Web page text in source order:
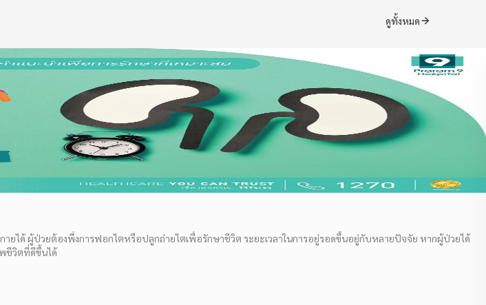
ดูทั้งหมด
ายได้ ผู้ป่วยต้องพึ่งการฟอกไตหรือปลูกถ่ายไตเพื่อรักษาชีวิต ระยะเวลาในการอยู่รอดขึ้นอยู่กับหลายปัจจัย หากผู้ป่วยได้
ชีวิตที่ดีขึ้นได้